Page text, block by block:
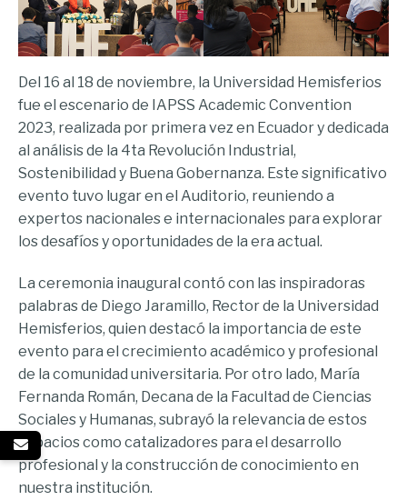
Del 16 al 18 de noviembre, la Universidad Hemisferios
fue el escenario de IAPSS Academic Convention
2023, realizada por primera vez en Ecuador y dedicada
al análisis de la 4ta Revolución Industrial,
Sostenibilidad y Buena Gobernanza. Este significativo
evento tuvo lugar en el Auditorio, reuniendo a
expertos nacionales e internacionales para explorar
los desafíos y oportunidades de la era actual.
La ceremonia inaugural contó con las inspiradoras
palabras de Diego Jaramillo, Rector de la Universidad
Hemisferios, quien destacó la importancia de este
evento para el crecimiento académico y profesional
de la comunidad universitaria. Por otro lado, María
Fernanda Román, Decana de la Facultad de Ciencias
Sociales y Humanas, subrayó la relevancia de estos
espacios como catalizadores para el desarrollo
profesional y la construcción de conocimiento en
nuestra institución.